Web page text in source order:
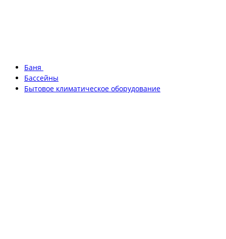
Баня
Бассейны
Бытовое климатическое оборудование